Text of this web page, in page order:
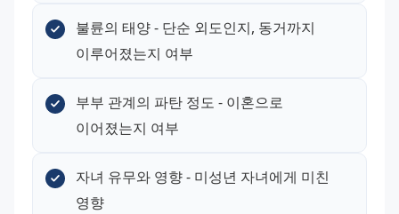
불륜의 태양 - 단순 외도인지, 동거까지
이루어졌는지 여부
부부 관계의 파탄 정도 - 이혼으로
이어졌는지 여부
자녀 유무와 영향 - 미성년 자녀에게 미친
영향